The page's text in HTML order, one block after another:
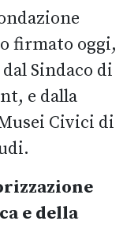
firmato oggi,
Sindaco di
e dalla
Civici di
e della